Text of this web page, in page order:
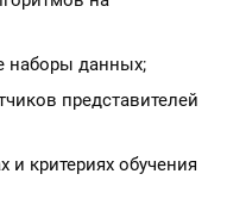
наборы данных;
представителей
и критериях обучения